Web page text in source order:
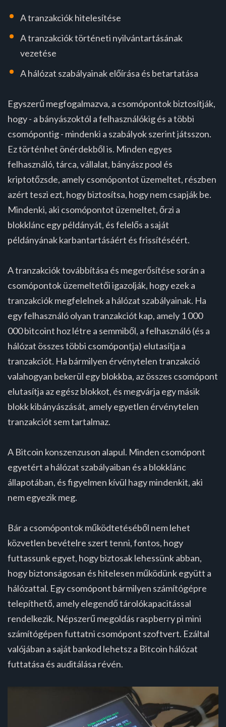
A tranzakciók hitelesítése
A tranzakciók történeti nyilvántartásának
vezetése
A hálózat szabályainak előírása és betartatása
Egyszerű megfogalmazva, a csomópontok biztosítják,
hogy - a bányászoktól a felhasználókig és a többi
csomópontig - mindenki a szabályok szerint játsszon.
Ez történhet önérdekből is. Minden egyes
felhasználó, tárca, vállalat, bányász pool és
kriptotőzsde, amely csomópontot üzemeltet, részben
azért teszi ezt, hogy biztosítsa, hogy nem csapják be.
Mindenki, aki csomópontot üzemeltet, őrzi a
blokklánc egy példányát, és felelős a saját
példányának karbantartásáért és frissítéséért.
A tranzakciók továbbítása és megerősítése során a
csomópontok üzemeltetői igazolják, hogy ezek a
tranzakciók megfelelnek a hálózat szabályainak. Ha
egy felhasználó olyan tranzakciót kap, amely 1 000
000 bitcoint hoz létre a semmiből, a felhasználó (és a
hálózat összes többi csomópontja) elutasítja a
tranzakciót. Ha bármilyen érvénytelen tranzakció
valahogyan bekerül egy blokkba, az összes csomópont
elutasítja az egész blokkot, és megvárja egy másik
blokk kibányászását, amely egyetlen érvénytelen
tranzakciót sem tartalmaz.
A Bitcoin konszenzuson alapul. Minden csomópont
egyetért a hálózat szabályaiban és a blokklánc
állapotában, és figyelmen kívül hagy mindenkit, aki
nem egyezik meg.
Bár a csomópontok működtetéséből nem lehet
közvetlen bevételre szert tenni, fontos, hogy
futtassunk egyet, hogy biztosak lehessünk abban,
hogy biztonságosan és hitelesen működünk együtt a
hálózattal. Egy csomópont bármilyen számítógépre
telepíthető, amely elegendő tárolókapacitással
rendelkezik. Népszerű megoldás raspberry pi mini
számítógépen futtatni csomópont szoftvert. Ezáltal
valójában a saját bankod lehetsz a Bitcoin hálózat
futtatása és auditálása révén.